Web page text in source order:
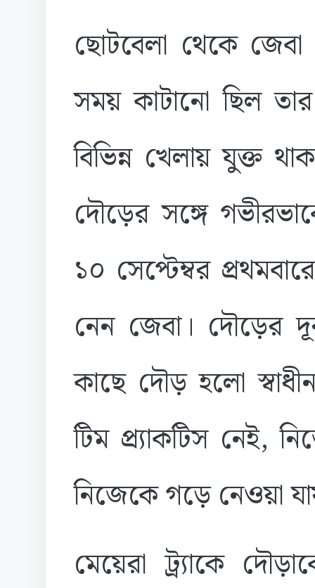
ছোটবেলা থেকে জেবা
সময় কাটানো ছিল
বিভিন্ন খেলায় যুক্ত
দৌড়ের সঙ্গে
১০ সেপ্টেম্বর
নেন জেবা। দৌড়ের
কাছে দৌড় হলো
টিম প্র্যাকটিস নেই,
নিজেকে গড়ে নেওয়া
মেয়েরা ট্র্যাকে